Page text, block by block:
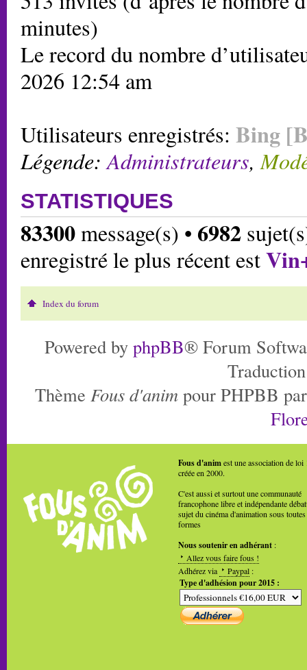
minutes)
Le record du nombre
2026 12:54 am
Utilisateurs enregistrés: Bing
Légende:Administrateurs,
STATISTIQUES
83300message(s) • 6982
enregistré le plus récent est
Index du forum
Powered by phpBB® Forum
Thème Fous d'anim pour PHPBB
Fous d'animest une association de loi
créée en 2000.
C'est aussi et surtout une communauté
francophone libre et indépendante
sujet du cinéma d'animation sous toutes
formes
Nous soutenir en adhérant :
Allez vous faire fous !
Adhérez via
Paypal :
Type d'adhésion pour 2015 :